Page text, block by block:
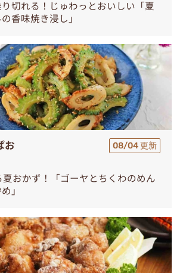
お 08/04 更新
おかず！「ゴーヤとちくわのめん
」